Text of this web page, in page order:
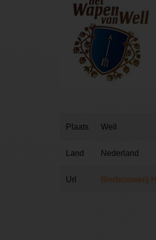
Plaats Well
Land Nederland
Url Bierbrouwerij